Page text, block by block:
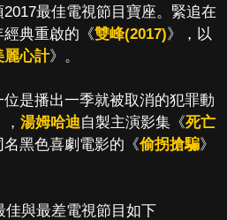
最佳電視節目寶座。緊追在
經典重啟的《雙峰(2017)》，以
麗心計》。
是播出一季就被取消的犯罪動
湯姆哈迪自製主演影集《死亡
黑色喜劇電影的《偷拐搶騙》
佳與最差電視節目如下